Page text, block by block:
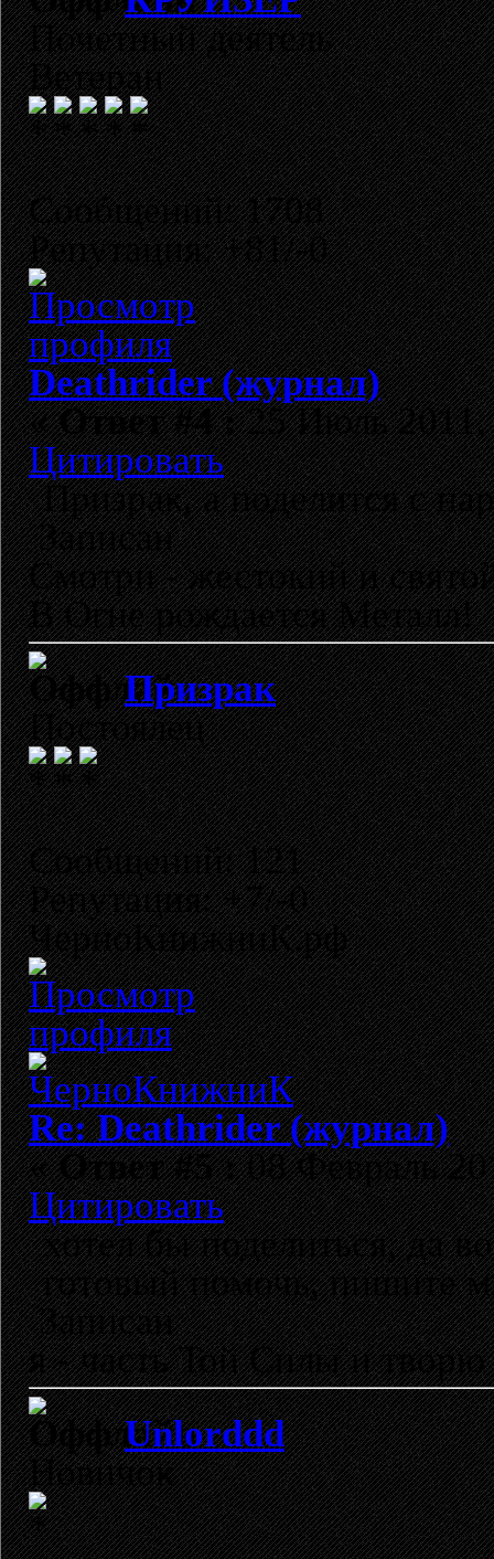
Почетный деятель
Ветеран
Сообщений: 1708
Репутация: +81/-0
Deathrider (журнал)
«Ответ #4 :25 Июль 2011,
Цитировать
Призрак, а поделится с
Записан
Смотри - жестокий и
В Огне рождается Металл!
Призрак
Постоялец
Сообщений: 121
Репутация: +7/-0
ЧерноКнижниК.рф
Re: Deathrider (журнал)
«Ответ #5 :08 Февраль
Цитировать
хотел бы поделиться, да
готовый помочь, пишите
Записан
я - часть Той Силы и
Unlorddd
Новичок